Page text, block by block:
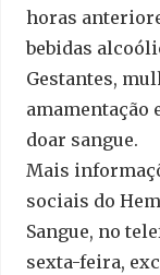
horas
bebidas
Gestantes,
amamentação
doar sangue.
Mais
sociais do
Sangue, no
sexta-feira,